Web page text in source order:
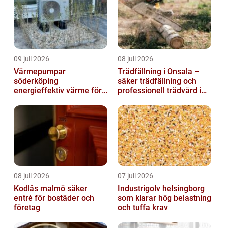
09 juli 2026
Värmepumpar
söderköping
energieffektiv värme för
08 juli 2026
Trädfällning i Onsala –
säker trädfällning och
professionell trädvård i
08 juli 2026
Kodlås malmö säker
entré för bostäder och
företag
07 juli 2026
Industrigolv helsingborg
som klarar hög belastning
och tuffa krav